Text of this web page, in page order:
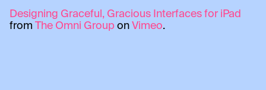
Designing Graceful, Gracious Interfaces for iPad
from The Omni Group onVimeo.